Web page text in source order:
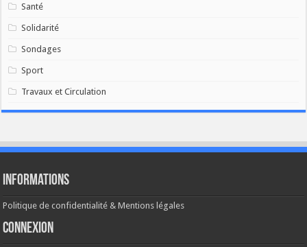
Santé
Solidarité
Sondages
Sport
Travaux et Circulation
Informations
Politique de confidentialité & Mentions légales
Connexion